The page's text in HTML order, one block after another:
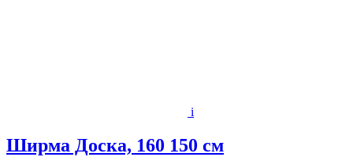
i
Ширма Доска, 160 150 см